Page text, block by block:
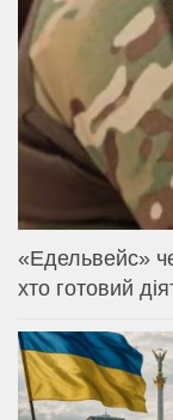
«Едельвейс»
хто готовий